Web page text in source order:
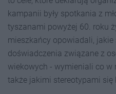
kampanii były spotkania z
tyszanami powyżej 60. roku
mieszkańcy opowiadali,
doświadczenia związane z
wiekowych - wymieniali co w
także jakimi stereotypami się